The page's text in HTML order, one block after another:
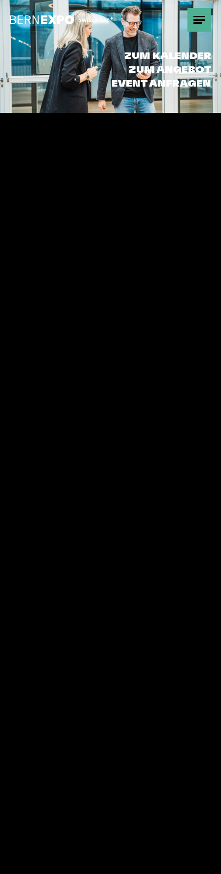
Übersicht
Promotion
Gut zu wissen
ZUM KALENDER
ZUM ANGEBOT
EVENT ANFRAGEN